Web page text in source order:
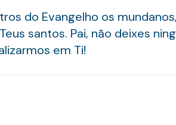
do Evangelho os
santos. Pai, não deixes
em Ti!